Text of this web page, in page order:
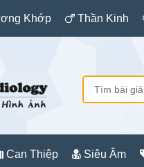
Khớp Thần Kinh
Can Thiệp Siêu Âm